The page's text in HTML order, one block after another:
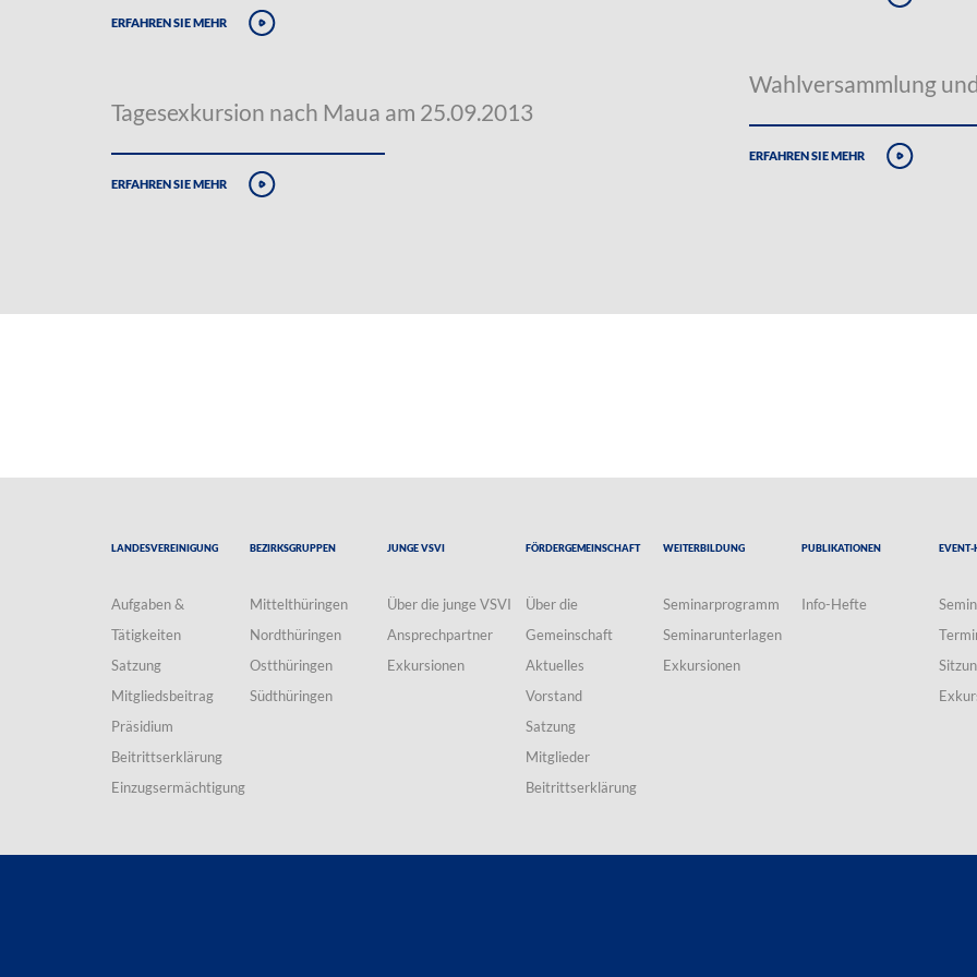
erfahren sie mehr
Tagesexkursion nach Maua am 25.09.2013
erfahren sie mehr
Wahlversammlung
erfahren sie mehr
Landesvereinigung
Aufgaben &
Tätigkeiten
Satzung
Mitgliedsbeitrag
Präsidium
Beitrittserklärung
Einzugsermächtigung
Bezirksgruppen
Mittelthüringen
Nordthüringen
Ostthüringen
Südthüringen
Junge VSVI
Über die junge VSVI
Ansprechpartner
Exkursionen
Fördergemeinschaft
Über die
Gemeinschaft
Aktuelles
Vorstand
Satzung
Mitglieder
Beitrittserklärung
Weiterbildung
Seminarprogramm
Seminarunterlagen
Exkursionen
Publikationen
Info-Hefte